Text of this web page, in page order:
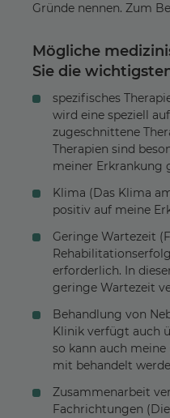
Gründe nennen. Zum
Mögliche
Sie die
spezifisches
wird eine speziell
zugeschnittene
Therapien sind
meiner Erkrankung
Klima (Das Klima
positiv auf meine
Geringe Wartezeit
erforderlich. In
geringe Wartezeit
Behandlung von
Klinik verfügt auch
so kann auch meine
mit behandelt
Zusammenarbeit
Fachrichtungen